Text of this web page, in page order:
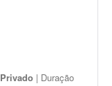
Privado | Duração